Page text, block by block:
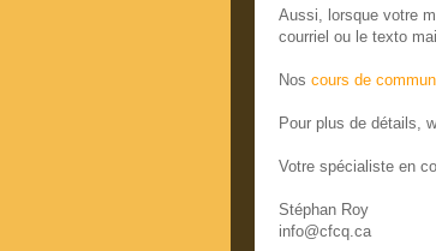
Aussi, lorsque votre
courriel ou le texto
Nos cours de
Pour plus de détails,
Votre spécialiste en
Stéphan Roy
info@cfcq.ca